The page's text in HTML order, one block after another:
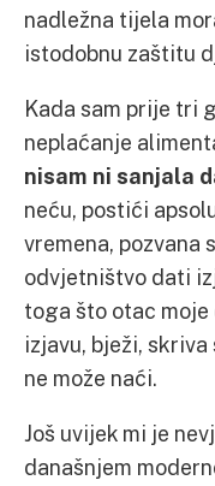
nadležna tijela
istodobnu zaštitu
Kada sam prije tri
neplaćanje
nisam ni sanjala
neću, postići
vremena, pozvana
odvjetništvo dati
toga što otac
izjavu, bježi, skriva
ne može naći.
Još uvijek mi je
današnjem